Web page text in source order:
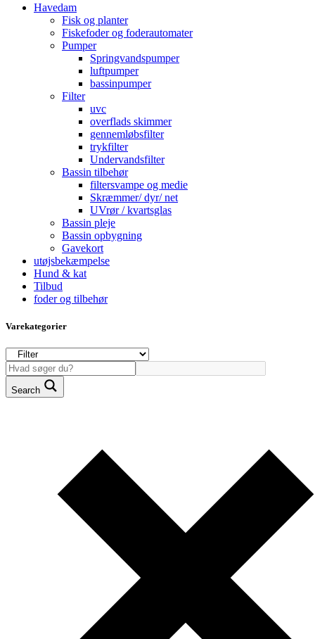
Havedam
Fisk og planter
Fiskefoder og foderautomater
Pumper
Springvandspumper
luftpumper
bassinpumper
Filter
uvc
overflads skimmer
gennemløbsfilter
trykfilter
Undervandsfilter
Bassin tilbehør
filtersvampe og medie
Skræmmer/ dyr/ net
UVrør / kvartsglas
Bassin pleje
Bassin opbygning
Gavekort
utøjsbekæmpelse
Hund & kat
Tilbud
foder og tilbehør
Varekategorier
Search